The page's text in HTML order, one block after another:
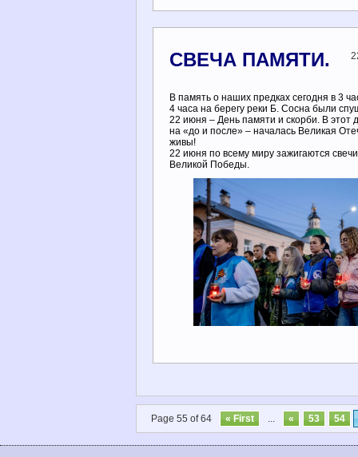
СВЕЧА ПАМЯТИ.
В память о наших предках сегодня в 3
4 часа на берегу реки Б. Сосна были
22 июня – День памяти и скорби. В этот
на «до и после» – началась Великая
живы!
22 июня по всему миру зажигаются
Великой Победы.
Page 55 of 64 « First ... « 53 54